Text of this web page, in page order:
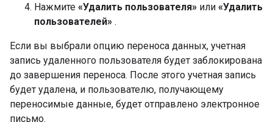
Нажмите «Удалить пользователя» или «Удалить
пользователей» .
Если вы выбрали опцию переноса данных, учетная
запись удаленного пользователя будет заблокирована
до завершения переноса. После этого учетная запись
будет удалена, и пользователю, получающему
переносимые данные, будет отправлено электронное
письмо.